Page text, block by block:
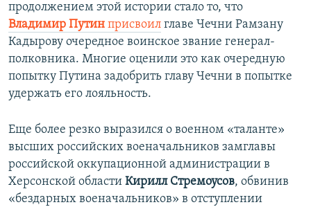
продолжением этой истории стало то, что
Владимир Путин присвоил главе Чечни Рамзану
Кадырову очередное воинское звание генерал-
полковника. Многие оценили это как очередную
попытку Путина задобрить главу Чечни в попытке
удержать его лояльность.
Еще более резко выразился о военном «таланте»
высших российских военачальников замглавы
российской оккупационной администрации в
Херсонской области Кирилл Стремоусов, обвинив
«бездарных военачальников» в отступлении